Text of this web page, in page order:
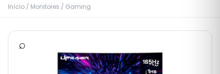
Início / Monitores / Gaming
⌕